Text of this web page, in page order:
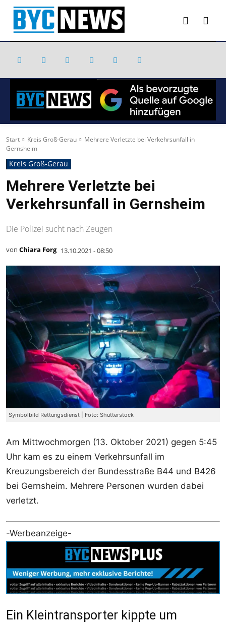
Start Kreis Groß-Gerau
Mehrere Verletzte bei Verkehrsunfall in
Gernsheim
Kreis Groß-Gerau
Mehrere Verletzte bei
Verkehrsunfall in Gernsheim
Die Polizei sucht nach Zeugen
von Chiara Forg 13.10.2021 - 08:50
Symbolbild Rettungsdienst | Foto: Shutterstock
Am Mittwochmorgen (13. Oktober 2021) gegen 5:45
Uhr kam es zu einem Verkehrsunfall im
Kreuzungsbereich der Bundesstraße B44 und B426
bei Gernsheim. Mehrere Personen wurden dabei
verletzt.
-Werbeanzeige-
Ein Kleintransporter kippte um